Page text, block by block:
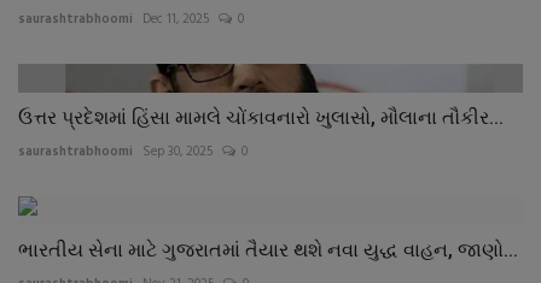
saurashtrabhoomi Dec 11, 2025 0
ઉત્તર પ્રદેશમાં હિંસા મામલે ચોંકાવનારો ખુલાસો, મૌલાના તૌકીર...
saurashtrabhoomi Sep 30, 2025 0
ભારતીય સેના માટે ગુજરાતમાં તૈયાર થશે નવા યુદ્ધ વાહન, જાણો...